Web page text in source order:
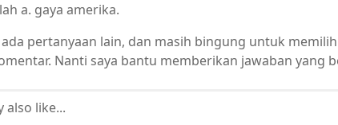
a. gaya amerika.
ada pertanyaan lain, dan masih bingung untuk
Nanti saya bantu memberikan jawaban yang
also like...